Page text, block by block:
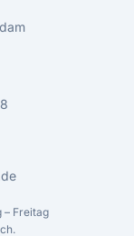
– Freitag